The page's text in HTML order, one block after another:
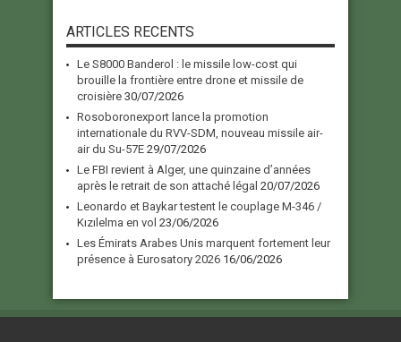
ARTICLES RECENTS
Le S8000 Banderol : le missile low-cost qui
brouille la frontière entre drone et missile de
croisière 30/07/2026
Rosoboronexport lance la promotion
internationale du RVV-SDM, nouveau missile air-
air du Su-57E 29/07/2026
Le FBI revient à Alger, une quinzaine d’années
après le retrait de son attaché légal 20/07/2026
Leonardo et Baykar testent le couplage M-346 /
Kızılelma en vol 23/06/2026
Les Émirats Arabes Unis marquent fortement leur
présence à Eurosatory 2026 16/06/2026